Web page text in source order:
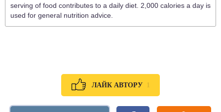
serving of food contributes to a daily diet. 2,000 calories a day is
used for general nutrition advice.
ЛАЙК АВТОРУ